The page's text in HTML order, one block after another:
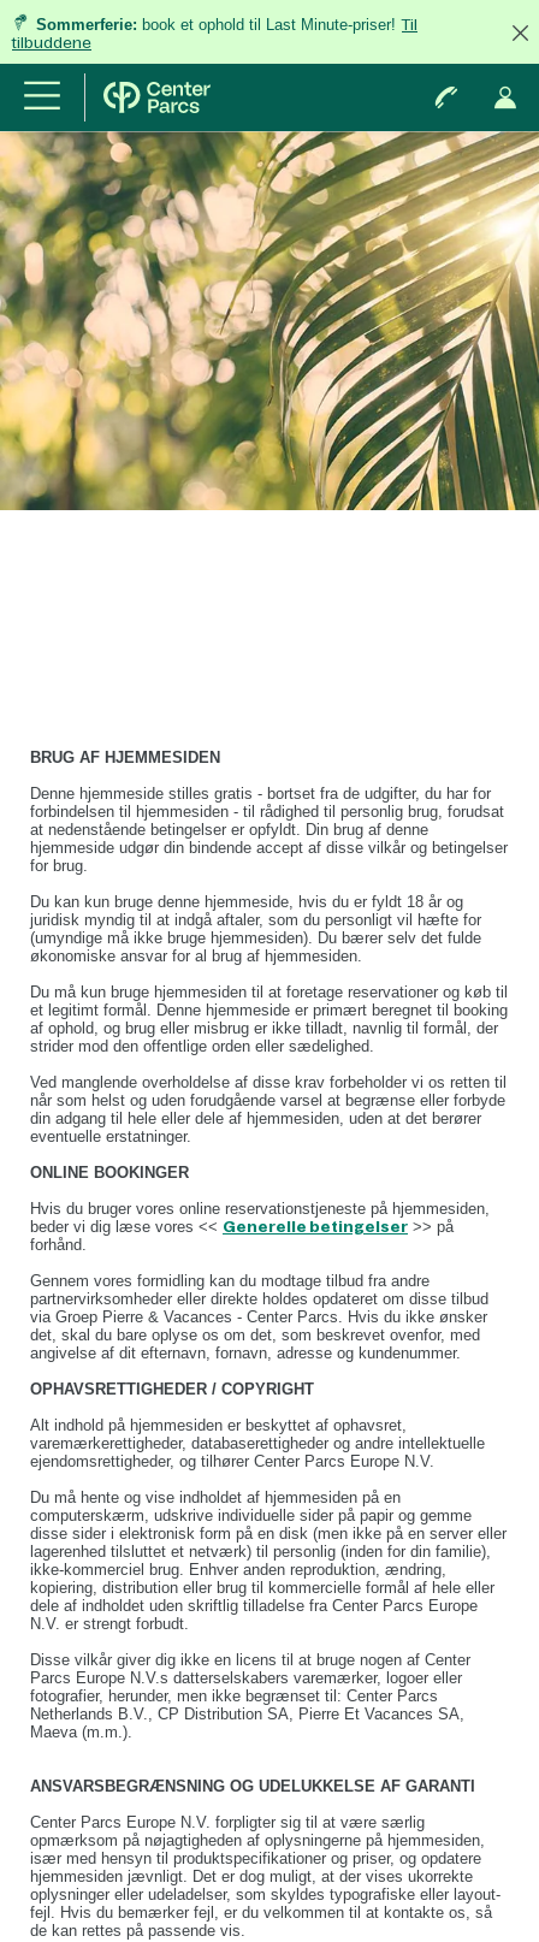
Sommerferie: book et ophold til Last Minute-priser! Til
tilbuddene
BRUG AF HJEMMESIDEN
Denne hjemmeside stilles gratis - bortset fra de udgifter, du har for
forbindelsen til hjemmesiden - til rådighed til personlig brug, forudsat
at nedenstående betingelser er opfyldt. Din brug af denne
hjemmeside udgør din bindende accept af disse vilkår og betingelser
for brug.
Du kan kun bruge denne hjemmeside, hvis du er fyldt 18 år og
juridisk myndig til at indgå aftaler, som du personligt vil hæfte for
(umyndige må ikke bruge hjemmesiden). Du bærer selv det fulde
økonomiske ansvar for al brug af hjemmesiden.
Du må kun bruge hjemmesiden til at foretage reservationer og køb til
et legitimt formål. Denne hjemmeside er primært beregnet til booking
af ophold, og brug eller misbrug er ikke tilladt, navnlig til formål, der
strider mod den offentlige orden eller sædelighed.
Ved manglende overholdelse af disse krav forbeholder vi os retten til
når som helst og uden forudgående varsel at begrænse eller forbyde
din adgang til hele eller dele af hjemmesiden, uden at det berører
eventuelle erstatninger.
ONLINE BOOKINGER
Hvis du bruger vores online reservationstjeneste på hjemmesiden,
beder vi dig læse vores << Generelle betingelser >> på
forhånd.
Gennem vores formidling kan du modtage tilbud fra andre
partnervirksomheder eller direkte holdes opdateret om disse tilbud
via Groep Pierre & Vacances - Center Parcs. Hvis du ikke ønsker
det, skal du bare oplyse os om det, som beskrevet ovenfor, med
angivelse af dit efternavn, fornavn, adresse og kundenummer.
OPHAVSRETTIGHEDER / COPYRIGHT
Alt indhold på hjemmesiden er beskyttet af ophavsret,
varemærkerettigheder, databaserettigheder og andre intellektuelle
ejendomsrettigheder, og tilhører Center Parcs Europe N.V.
Du må hente og vise indholdet af hjemmesiden på en
computerskærm, udskrive individuelle sider på papir og gemme
disse sider i elektronisk form på en disk (men ikke på en server eller
lagerenhed tilsluttet et netværk) til personlig (inden for din familie),
ikke-kommerciel brug. Enhver anden reproduktion, ændring,
kopiering, distribution eller brug til kommercielle formål af hele eller
dele af indholdet uden skriftlig tilladelse fra Center Parcs Europe
N.V. er strengt forbudt.
Disse vilkår giver dig ikke en licens til at bruge nogen af Center
Parcs Europe N.V.s datterselskabers varemærker, logoer eller
fotografier, herunder, men ikke begrænset til: Center Parcs
Netherlands B.V., CP Distribution SA, Pierre Et Vacances SA,
Maeva (m.m.).
ANSVARSBEGRÆNSNING OG UDELUKKELSE AF GARANTI
Center Parcs Europe N.V. forpligter sig til at være særlig
opmærksom på nøjagtigheden af oplysningerne på hjemmesiden,
især med hensyn til produktspecifikationer og priser, og opdatere
hjemmesiden jævnligt. Det er dog muligt, at der vises ukorrekte
oplysninger eller udeladelser, som skyldes typografiske eller layout-
fejl. Hvis du bemærker fejl, er du velkommen til at kontakte os, så
de kan rettes på passende vis.